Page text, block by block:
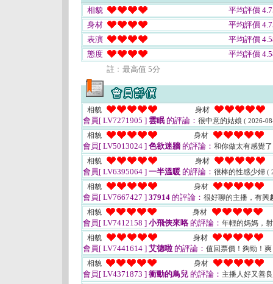
相貌
平均評價
身材
平均評價
表演
平均評價
態度
平均評價
註﹕最高值 5分
相貌 身材
會員[ LV7271905 ] 雲眠的評論： 很中意的姑娘 ( 2026-
相貌 身材
會員[ LV5013024 ] 色欲迷牆 的評論： 和你做太有感覺
相貌
身材
會員[ LV6395064 ] 一半溫暖 的評論： 很棒的性感少婦 (
相貌 身材
會員[ LV7667427 ] 37914 的評論： 很好聊的主播，有興
相貌
身材
會員[ LV7412158 ] 小飛俠來咯的評論： 年輕的媽媽，
相貌
身材
會員[ LV7441614 ] 艾德啦 的評論： 值回票價！夠勁！
相貌
身材
會員[ LV4371873 ] 衝動的鳥兒 的評論： 主播人好又善